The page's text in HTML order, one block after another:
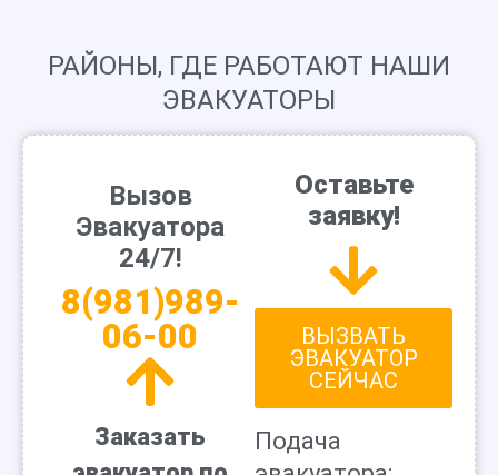
РАЙОНЫ, ГДЕ РАБОТАЮТ НАШИ
ЭВАКУАТОРЫ
Вызов
Эвакуатора
24/7!
8(981)989-
06-00
Заказать
Оставьте
заявку!
ВЫЗВАТЬ
ЭВАКУАТОР
СЕЙЧАС
Подача